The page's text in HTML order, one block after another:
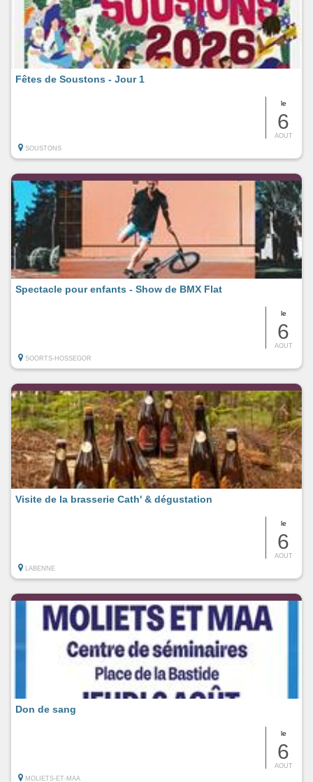
le
6
AOUT
Fêtes de Soustons - Jour 1
SOUSTONS
le
6
AOUT
Spectacle pour enfants - Show de BMX Flat
SOORTS-HOSSEGOR
le
6
AOUT
Visite de la brasserie Cath' & dégustation
LABENNE
le
6
AOUT
Don de sang
MOLIETS-ET-MAA